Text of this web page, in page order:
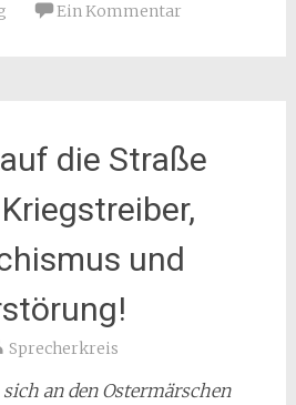
Ein Kommentar
die Straße
und
Sprecherkreis
an den Ostermärschen